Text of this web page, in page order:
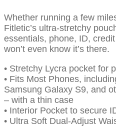
Whether running a few
Fitletic’s ultra-stretchy
essentials, phone, ID,
won’t even know it’s there.
• Stretchy Lycra pocket for
• Fits Most Phones,
Samsung Galaxy S9, and
– with a thin case
• Interior Pocket to secure
• Ultra Soft Dual-Adjust